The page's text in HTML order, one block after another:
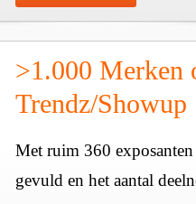
>1.000 Merken
Trendz/Showup
Met ruim 360
gevuld en het aantal